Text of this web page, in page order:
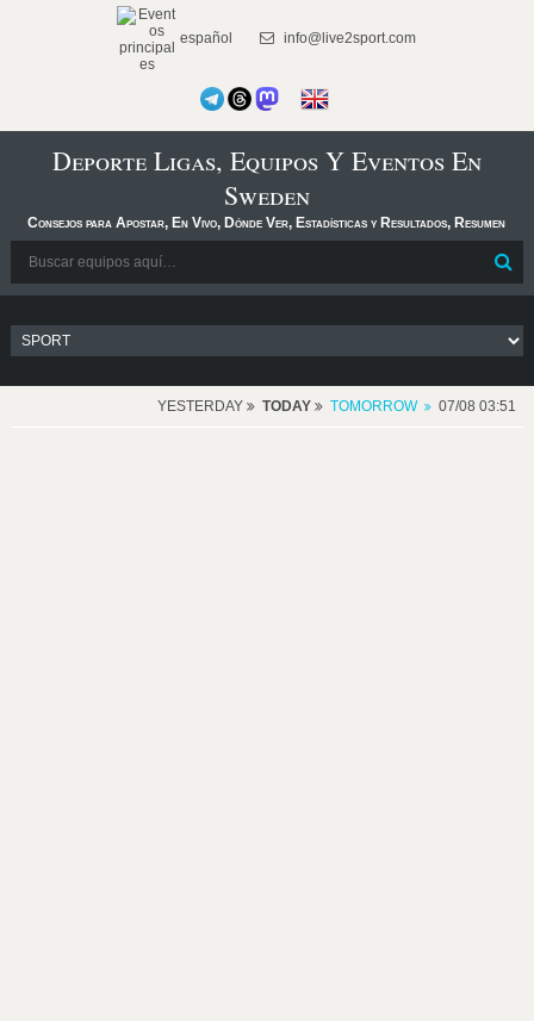
español info@live2sport.com
Deporte Ligas, Equipos Y Eventos En
Sweden
Consejos para Apostar, En Vivo, Dónde Ver, Estadísticas y Resultados, Resumen
YESTERDAY TODAY TOMORROW 07/08 03:51